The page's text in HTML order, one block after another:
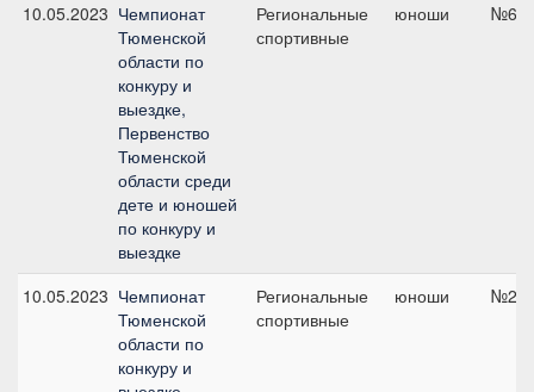
10.05.2023 Чемпионат
Тюменской
области по
конкуру и
выездке,
Первенство
Тюменской
области среди
дете и юношей
по конкуру и
выездке
Региональные
спортивные
юноши №6,
10.05.2023 Чемпионат
Тюменской
области по
конкуру и
Региональные
спортивные
юноши №2,